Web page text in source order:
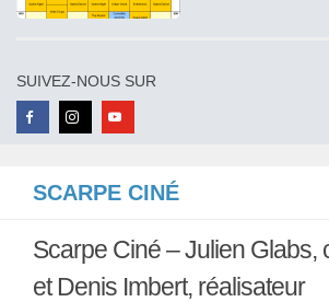
SCARPE CINÉ
Scarpe Ciné – Julien Glabs,
et Denis Imbert, réalisateur
SUIVEZ-NOUS SUR